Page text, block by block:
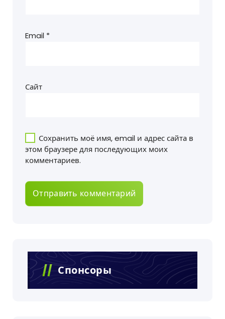
Email *
Сайт
Сохранить моё имя, email и адрес сайта в
этом браузере для последующих моих
комментариев.
Спонсоры